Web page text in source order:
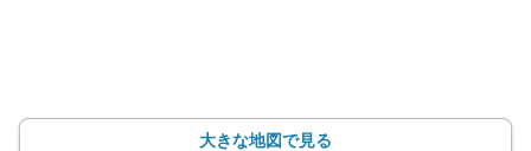
大きな地図で見る